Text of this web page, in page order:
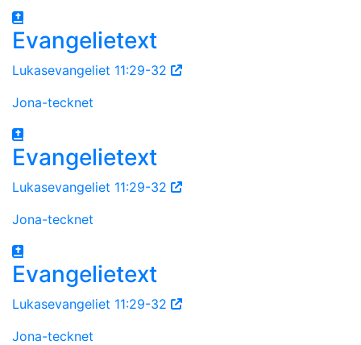
Evangelietext
Lukasevangeliet 11:29-32
Jona-tecknet
Evangelietext
Lukasevangeliet 11:29-32
Jona-tecknet
Evangelietext
Lukasevangeliet 11:29-32
Jona-tecknet